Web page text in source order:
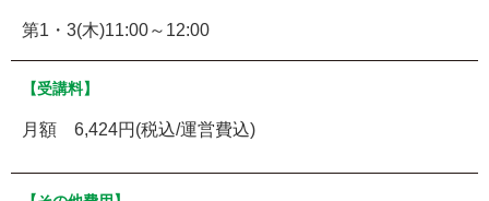
第1・3(木)11:00～12:00
【受講料】
月額 6,424円(税込/運営費込)